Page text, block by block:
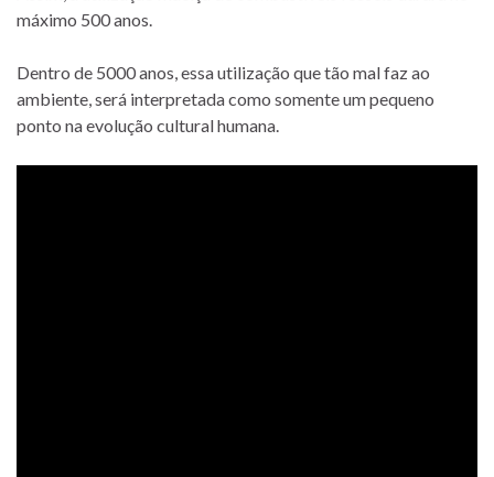
máximo 500 anos.
Dentro de 5000 anos, essa utilização que tão mal faz ao
ambiente, será interpretada como somente um pequeno
ponto na evolução cultural humana.